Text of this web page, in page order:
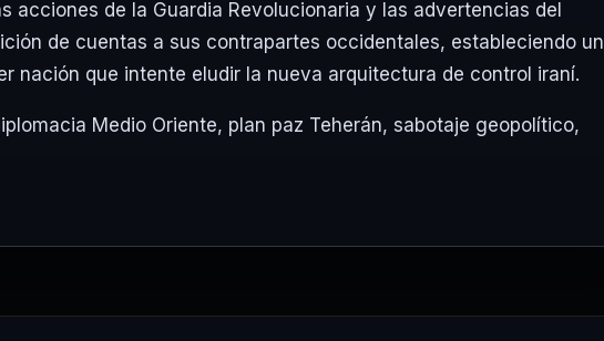
acciones de la Guardia Revolucionaria y las advertencias del
de cuentas a sus contrapartes occidentales, estableciendo un
nación que intente eludir la nueva arquitectura de control iraní.
Medio Oriente, plan paz Teherán, sabotaje geopolítico,